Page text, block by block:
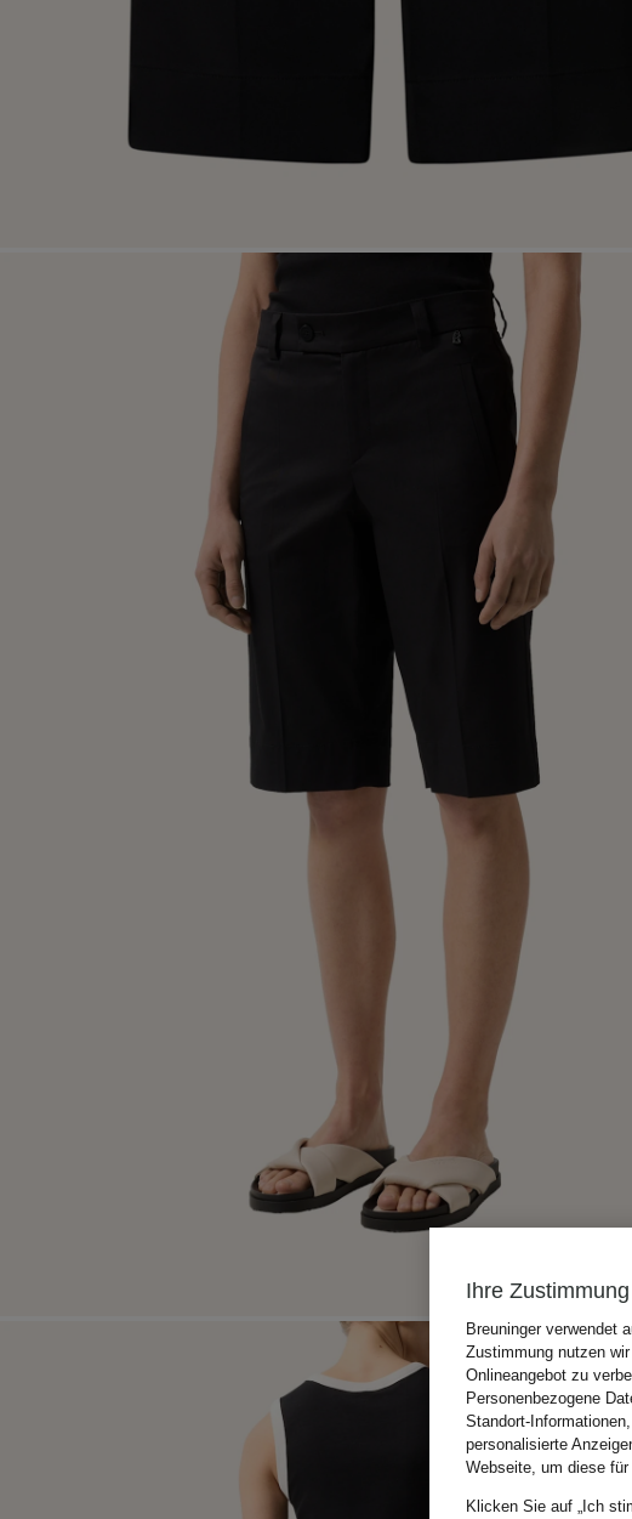
Ihre
Breuninger verwendet
Zustimmung nutzen
Onlineangebot zu
Personenbezogene
Standort-
personalisierte
Webseite, um diese
Klicken Sie auf „Ich